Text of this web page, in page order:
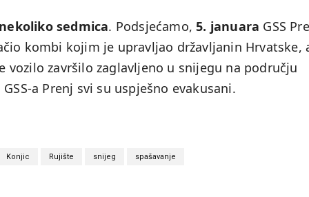
sedmica. Podsjećamo,5. januara GSS
kombi kojim je upravljao državljanin Hrvatske,
vozilo završilo zaglavljeno u snijegu na području
a Prenj svi su uspješno evakusani.
Konjic Rujište snijeg spašavanje